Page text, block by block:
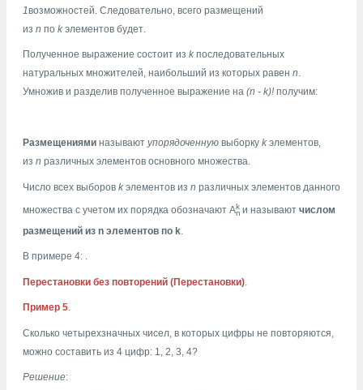
1возможностей. Следовательно, всего размещений
из n по k элементов будет.
Полученное выражение состоит из k последовательных
натуральных множителей, наибольший из которых равен n.
Умножив и разделив полученное выражение на (n - k)! получим:
Размещениями называют упорядоченную выборку k элементов,
из n различных элементов основного множества.
Число всех выборов k элементов из n различных элементов данного
множества с учетом их порядка обозначают Аn
kи называют числом
размещений из n элементов по k.
В примере 4: .
Перестановки без повторений (Перестановки)
Пример 5.
Сколько четырехзначных чисел, в которых цифры не повторяются,
можно составить из 4 цифр: 1, 2, 3, 4?
Решение: